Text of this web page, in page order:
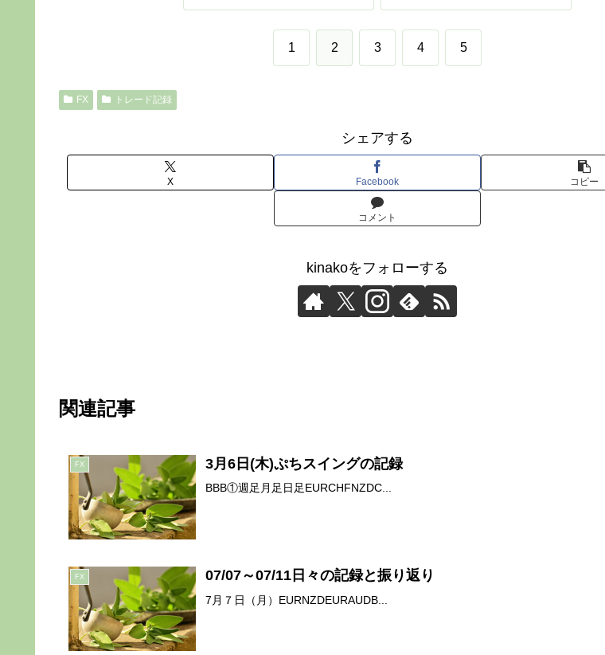
1 2 3 4 5
FX トレード記録
シェアする
X Facebook コピー
コメント
kinakoをフォローする
関連記事
FX 3月6日(木)ぷちスイングの記録
BBB①週足月足日足EURCHFNZDC...
FX 07/07～07/11日々の記録と振り返り
7月７日（月）EURNZDEURAUDB...